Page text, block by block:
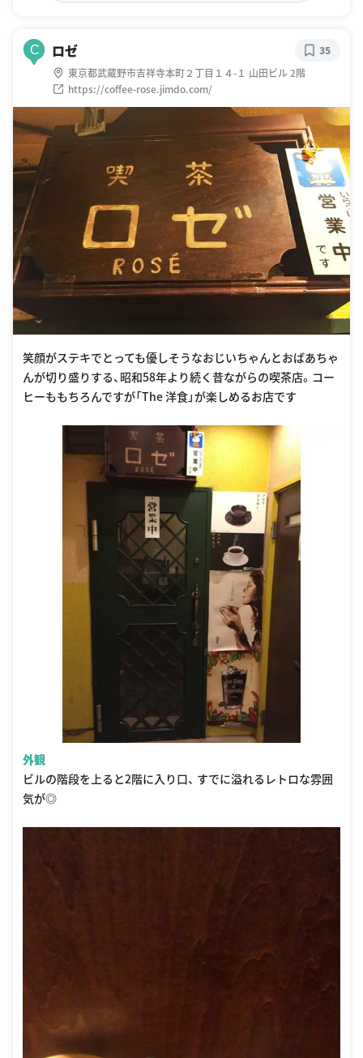
C ロゼ
東京都武蔵野市吉祥寺本町２丁目１４-１ 山田ビル 2階
https://coffee-rose.jimdo.com/
35
笑顔がステキでとっても優しそうなおじいちゃんとおばあちゃ
んが切り盛りする、昭和58年より続く昔ながらの喫茶店。コー
ヒーももちろんですが「The 洋食」が楽しめるお店です
外観
ビルの階段を上ると2階に入り口、 すでに溢れるレトロな雰囲
気が◎